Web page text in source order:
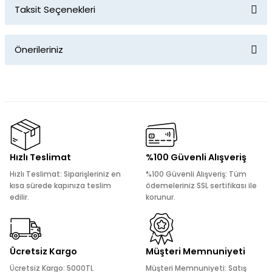
Taksit Seçenekleri
Önerileriniz
kullanarak tarafımıza iletebilirsiniz.
Görüş ve önerileriniz için teşekkür ederiz.
Ürün resmi kalitesiz, bozuk veya görüntülenemiyor.
Ürün bilgilerinde hatalar bulunuyor.
Ürün fiyatı diğer sitelerden daha pahalı.
Bu ürüne benzer farklı alternatifler olmalı.
Hızlı Teslimat
Hızlı Teslimat: Siparişleriniz en
kısa sürede kapınıza teslim
edilir.
%100 Güvenli Alışveriş
%100 Güvenli Alışveriş: Tüm
ödemeleriniz SSL sertifikası ile
korunur.
Ücretsiz Kargo
Ücretsiz Kargo: 5000TL
Müşteri Memnuniyeti
Müşteri Memnuniyeti: Satış